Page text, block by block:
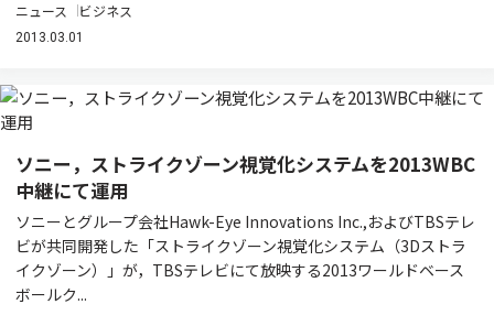
ニュース ビジネス
2013.03.01
ソニー，ストライクゾーン視覚化システムを2013WBC
中継にて運用
ソニーとグループ会社Hawk-Eye Innovations Inc.,およびTBSテレ
ビが共同開発した「ストライクゾーン視覚化システム（3Dストラ
イクゾーン）」が，TBSテレビにて放映する2013ワールドベース
ボールク...